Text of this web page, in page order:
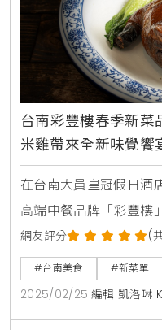
台南彩豐樓春季新菜
米雞帶來全新味覺饗
在台南大員皇冠假日酒
高端中餐品牌「彩豐樓
了無數饕客的光臨。這
氣中餐廳，並以其獨特
譽。隨著春季的到來，
的經典粵菜，分別是「
網友評分 (
#台南美食 #新菜單
2025/02/25 編輯 凱洛琳